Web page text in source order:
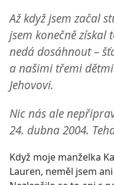
Až když jsem začal
jsem konečně získal
nedá dosáhnout –
a našimi třemi
Jehovovi.
Nic nás ale
24. dubna 2004.
Když moje manželka
Lauren, neměl jsem